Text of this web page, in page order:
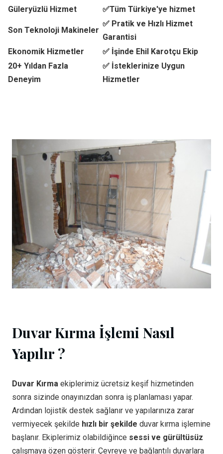
Güleryüzlü Hizmet ✅Tüm Türkiye'ye hizmet
Son Teknoloji Makineler
✅ Pratik ve Hızlı Hizmet
Garantisi
Ekonomik Hizmetler
✅ İşinde Ehil Karotçu Ekip
20+ Yıldan Fazla
Deneyim
✅ İsteklerinize Uygun
Hizmetler
Duvar Kırma İşlemi Nasıl
Yapılır ?
Duvar Kırma ekiplerimiz ücretsiz keşif hizmetinden
sonra sizinde onayınızdan sonra iş planlaması yapar.
Ardından lojistik destek sağlanır ve yapılarınıza zarar
vermiyecek şekilde hızlı bir şekilde duvar kırma işlemine
başlanır. Ekiplerimiz olabildiğince sessi ve gürültüsüz
çalışmaya özen gösterir. Çevreye ve bağlantılı duvarlara